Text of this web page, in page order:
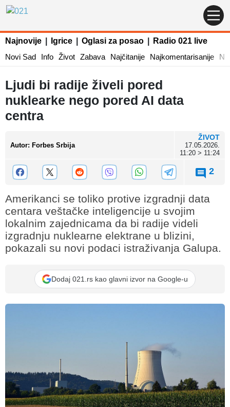
Najnovije Igrice Oglasi za posao
Radio 021 live
Novi Sad
Info Život Zabava Najčitanije Najkomentarisanije
Ljudi bi radije živeli pored
nuklearke nego pored AI data
centra
Autor: Forbes Srbija
ŽIVOT
17.05.2026.
11:20 > 11:24
2
Amerikanci se toliko protive izgradnji data
centara veštačke inteligencije u svojim
lokalnim zajednicama da bi radije videli
izgradnju nuklearne elektrane u blizini,
pokazali su novi podaci istraživanja Galupa.
Dodaj 021.rs kao glavni izvor na Google-u